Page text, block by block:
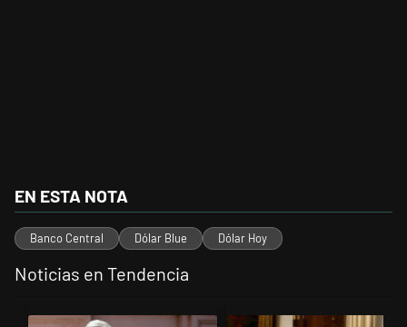
EN ESTA NOTA
Banco Central Dólar Blue Dólar Hoy
Noticias en Tendencia
Un artículo de tendencia con el título "Las incosistencias de
Un artículo de tendencia con el